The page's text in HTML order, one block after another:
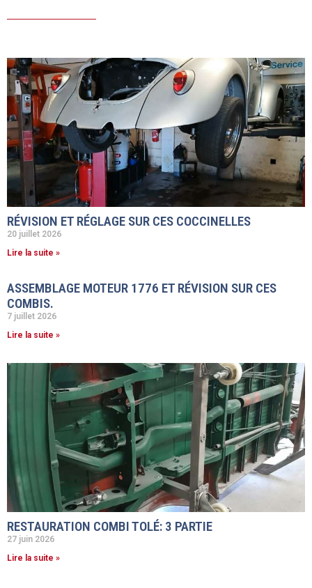
RÉVISION ET RÉGLAGE SUR CES COCCINELLES
20 juillet 2026
Lire la suite »
ASSEMBLAGE MOTEUR 1776 ET RÉVISION SUR CES
COMBIS.
7 juillet 2026
Lire la suite »
RESTAURATION COMBI TOLÉ: 3 PARTIE
27 juin 2026
Lire la suite »